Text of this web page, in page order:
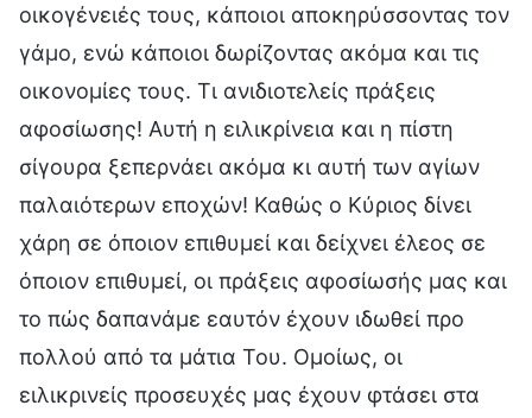
οικογένειές τους, κάποιοι αποκηρύσσοντας τον
γάμο, ενώ κάποιοι δωρίζοντας ακόμα και τις
οικονομίες τους. Τι ανιδιοτελείς πράξεις
αφοσίωσης! Αυτή η ειλικρίνεια και η πίστη
σίγουρα ξεπερνάει ακόμα κι αυτή των αγίων
παλαιότερων εποχών! Καθώς ο Κύριος δίνει
χάρη σε όποιον επιθυμεί και δείχνει έλεος σε
όποιον επιθυμεί, οι πράξεις αφοσίωσής μας και
το πώς δαπανάμε εαυτόν έχουν ιδωθεί προ
πολλού από τα μάτια Του. Ομοίως, οι
ειλικρινείς προσευχές μας έχουν φτάσει στα